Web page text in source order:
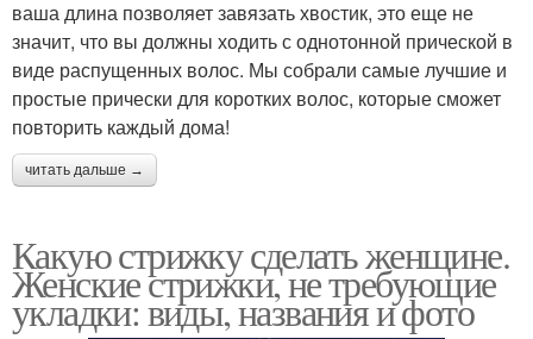
ваша длина позволяет завязать хвостик, это еще не
значит, что вы должны ходить с однотонной прической в
виде распущенных волос. Мы собрали самые лучшие и
простые прически для коротких волос, которые сможет
повторить каждый дома!
читать дальше →
Какую стрижку сделать женщине.
Женские стрижки, не требующие
укладки: виды, названия и фото